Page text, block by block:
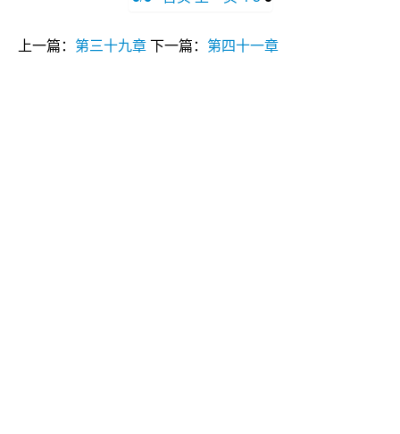
上一篇： 第三十九章下一篇： 第四十一章